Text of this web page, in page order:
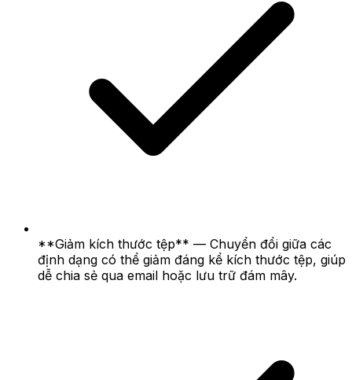
**Giảm kích thước tệp** — Chuyển đổi giữa các
định dạng có thể giảm đáng kể kích thước tệp, giúp
dễ chia sẻ qua email hoặc lưu trữ đám mây.